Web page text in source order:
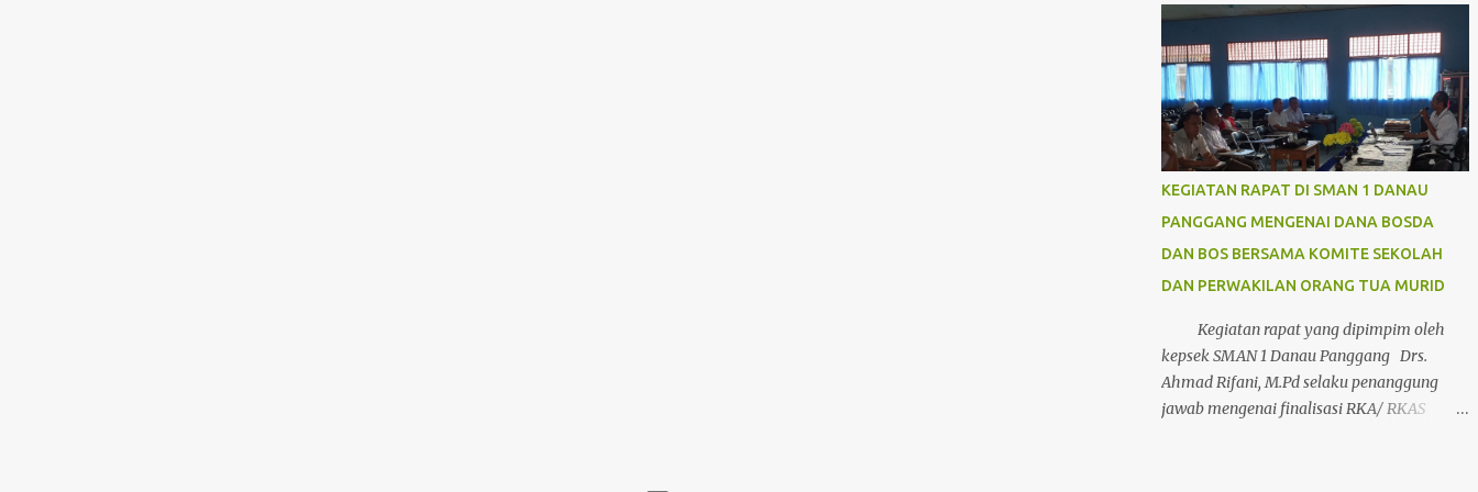
dalam meniti hari-hari di SMAN 1 Danau
Panggang Dan .... Dan ... Dan SELAMAT
KEPADA GURU-GURU kita yang tepat pada
hari ini Rabu, 13...
KEGIATAN RAPAT DI SMAN 1 DANAU
PANGGANG MENGENAI DANA BOSDA
DAN BOS BERSAMA KOMITE SEKOLAH
DAN PERWAKILAN ORANG TUA MURID
Kegiatan rapat yang dipimpim oleh
kepsek SMAN 1 Danau Panggang Drs.
Ahmad Rifani, M.Pd selaku penanggung
jawab mengenai finalisasi RKA/ RKAS